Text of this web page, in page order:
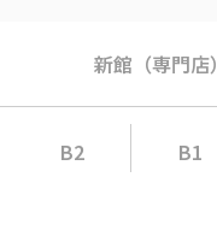
新館（専門店）
B2 B1